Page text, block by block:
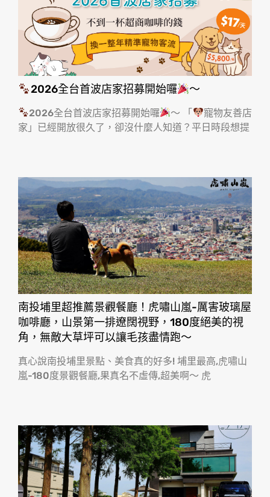
2026全台首波店家招募開始囉 ～
2026全台首波店家招募開始囉 ～ 「
寵物友善店
家」已經開放很久了，卻沒什麼人知道？平日時段想提
南投埔里超推薦景觀餐廳！虎嘯山嵐-厲害玻璃屋
咖啡廳，山景第一排遼闊視野，180度絕美的視
角，無敵大草坪可以讓毛孩盡情跑〜
真心說南投埔里景點、美食真的好多! 埔里最高,虎嘯山
嵐-180度景觀餐廳,果真名不虛傳,超美啊〜 虎